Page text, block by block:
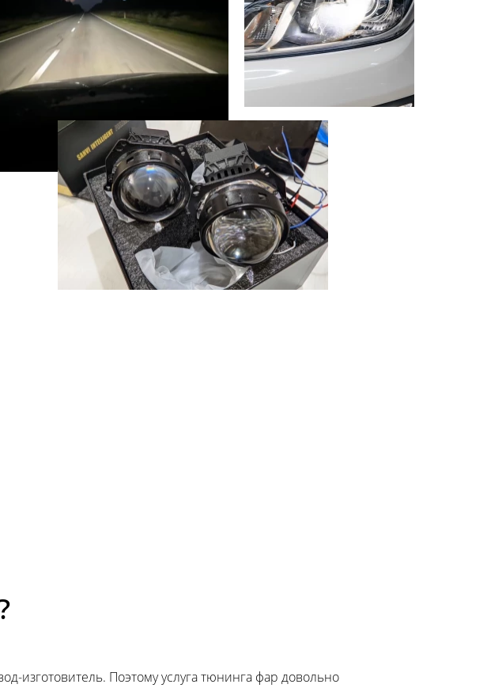
изготовитель. Поэтому услуга тюнинга фар довольно